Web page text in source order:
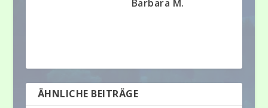
Barbara M.
ÄHNLICHE BEITRÄGE